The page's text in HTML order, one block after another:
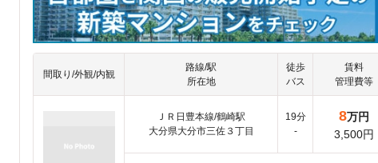
間取り/外観/内観
路線/駅
所在地
徒歩
バス
賃料
管理費等
ＪＲ日豊本線/鶴崎駅
大分県大分市三佐３丁目
19分
-
8万円
3,500円